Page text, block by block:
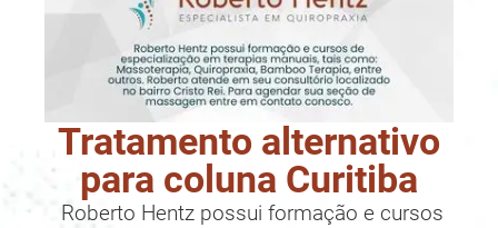
Tratamento alternativo
para coluna Curitiba
Roberto Hentz possui formação e cursos